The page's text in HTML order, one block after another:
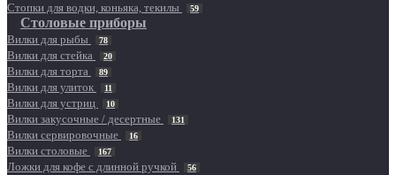
Стопки для водки, коньяка, текилы 59
Столовые приборы
Вилки для рыбы 78
Вилки для стейка 20
Вилки для торта 89
Вилки для улиток 11
Вилки для устриц 10
Вилки закусочные / десертные 131
Вилки сервировочные 16
Вилки столовые 167
Ложки для кофе с длинной ручкой 56